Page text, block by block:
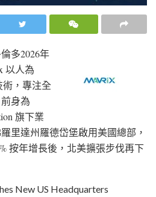
多2026年
以人為
，專注全
身為
旗下業
里達州羅德岱堡啟用美國總部，
按年增長後，北美擴張步伐再下
New US Headquarters